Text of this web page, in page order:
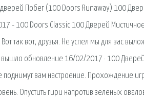
Побег (100 Doors Runaway) 100
- 100 Doors Classic 100 Дверей
так вот, друзья. Не успел мы для вас
обновление 16/02/2017 · 100
вам настроение. Прохождение
Опустить гири напротив зеленых